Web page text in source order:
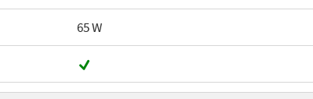
65 W